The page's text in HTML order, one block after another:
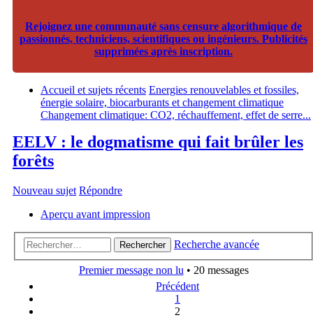
Rejoignez une communauté sans censure algorithmique de
passionnés, techniciens, scientifiques ou ingénieurs. Publicités
supprimées après inscription.
Accueil et sujets récents Energies renouvelables et fossiles,
énergie solaire, biocarburants et changement climatique
Changement climatique: CO2, réchauffement, effet de serre...
EELV : le dogmatisme qui fait brûler les
forêts
Nouveau sujet Répondre
Aperçu avant impression
Rechercher Recherche avancée
Premier message non lu • 20 messages
Précédent
1
2